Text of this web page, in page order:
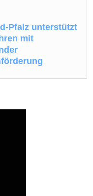
Pfalz unterstützt
mit